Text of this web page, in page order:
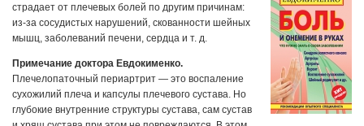
страдает от плечевых болей по другим причинам:
из-за сосудистых нарушений, скованности шейных
мышц, заболеваний печени, сердца и т. д.
Примечание доктора Евдокименко.
Плечелопаточный периартрит — это воспаление
сухожилий плеча и капсулы плечевого сустава. Но
глубокие внутренние структуры сустава, сам сустав